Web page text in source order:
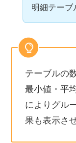
明細テーブ
テーブルの
最小値・平
によりグル
果も表示さ